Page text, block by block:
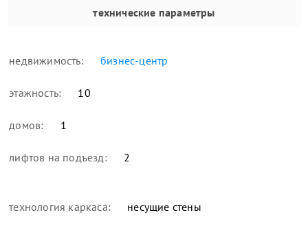
технические параметры
недвижимость: бизнес-центр
этажность: 10
домов: 1
лифтов на подъезд: 2
технология каркаса: несущие стены